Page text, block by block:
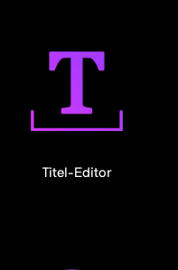
Titel-Editor